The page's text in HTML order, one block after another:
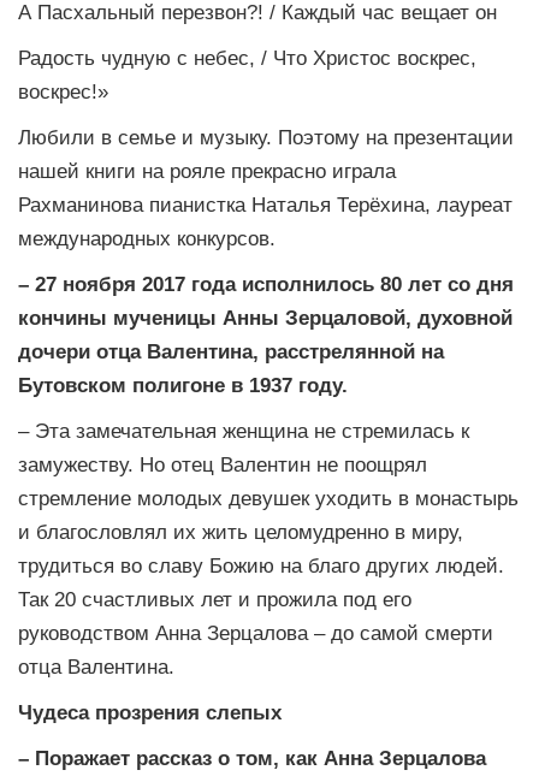
А Пасхальный перезвон?! / Каждый час вещает он
Радость чудную с небес, / Что Христос воскрес,
воскрес!»
Любили в семье и музыку. Поэтому на презентации
нашей книги на рояле прекрасно играла
Рахманинова пианистка Наталья Терёхина, лауреат
международных конкурсов.
– 27 ноября 2017 года исполнилось 80 лет со дня
кончины мученицы Анны Зерцаловой, духовной
дочери отца Валентина, расстрелянной на
Бутовском полигоне в 1937 году.
– Эта замечательная женщина не стремилась к
замужеству. Но отец Валентин не поощрял
стремление молодых девушек уходить в монастырь
и благословлял их жить целомудренно в миру,
трудиться во славу Божию на благо других людей.
Так 20 счастливых лет и прожила под его
руководством Анна Зерцалова – до самой смерти
отца Валентина.
Чудеса прозрения слепых
– Поражает рассказ о том, как Анна Зерцалова